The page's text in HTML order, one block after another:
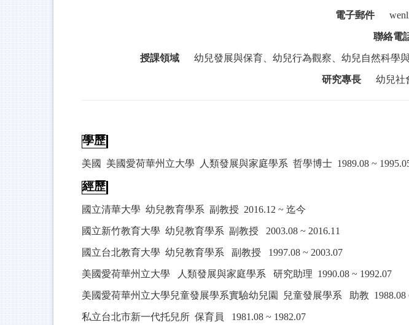
電子郵件
聯絡電
授課領域 幼兒發展與保育、幼兒行為觀察、幼兒自然科學
研究專長 幼兒社
學歷
美國 美國愛荷華州立大學 人類發展與家庭學系 哲學博士 1989.08 ~
經歷
國立清華大學 幼兒教育學系 副教授 2016.12 ~ 迄今
國立新竹教育大學 幼兒教育學系 副教授 2003.08 ~ 2016.11
國立台北教育大學 幼兒教育學系 副教授 1997.08 ~ 2003.07
美國愛荷華州立大學 人類發展與家庭學系 研究助理 1990.08 ~ 1992.07
美國愛荷華州立大學兒童發展學系實驗幼兒園 兒童發展學系 助教 1988.08
私立台北市新一代托兒所 保育員 1981.08 ~ 1982.07